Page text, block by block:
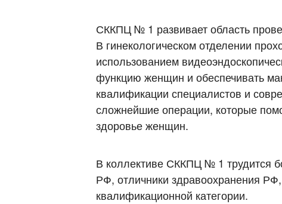
СККПЦ № 1 развивает область
В гинекологическом отделении
использованием
функцию женщин и обеспечивать
квалификации специалистов и
сложнейшие операции, которые
здоровье женщин.
В коллективе СККПЦ № 1 трудится
РФ, отличники здравоохранения
квалификационной категории.